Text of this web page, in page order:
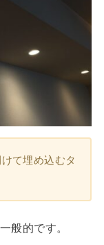
て埋め込むタ
般的です。